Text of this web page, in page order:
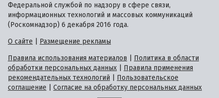
Федеральной службой по надзору в сфере связи,
информационных технологий и массовых коммуникаций
(Роскомнадзор) 6 декабря 2016 года.
О сайте
Размещение рекламы
Правила использования материалов
Политика в области
обработки персональных данных
Правила применения
рекомендательных технологий
Пользовательское
соглашение
Согласие на обработку персональных данных